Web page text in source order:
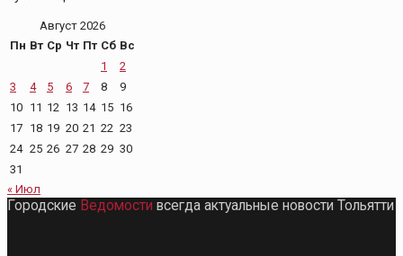
Август 2026
Пн Вт Ср Чт Пт Сб Вс
1
2
3
4 5 6 7 8
9
10 11 12 13 14 15 16
17 18 19 20 21 22 23
24 25 26 27 28 29 30
31
« Июл
Городские Ведомости всегда актуальные новости Тольятти